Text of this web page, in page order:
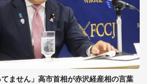
てません」高市首相が赤沢経産相の言葉